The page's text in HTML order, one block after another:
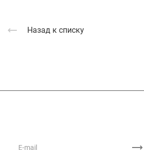
Назад к списку